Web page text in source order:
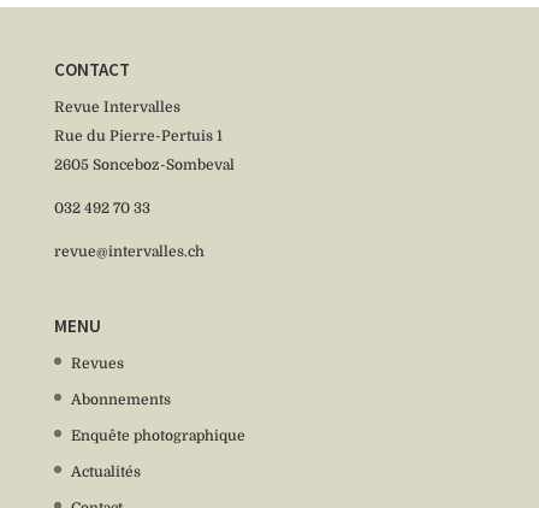
CONTACT
Revue Intervalles
Rue du Pierre-Pertuis 1
2605 Sonceboz-Sombeval
032 492 70 33
revue@intervalles.ch
MENU
Revues
Abonnements
Enquête photographique
Actualités